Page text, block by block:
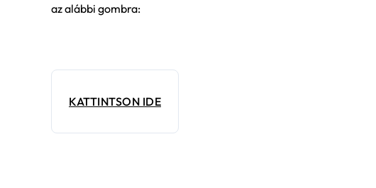
az alábbi gombra:
KATTINTSON IDE